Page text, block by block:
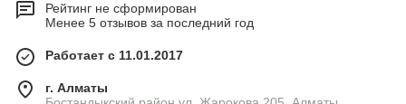
Рейтинг не сформирован
Менее 5 отзывов за последний год
Работает с 11.01.2017
г. Алматы